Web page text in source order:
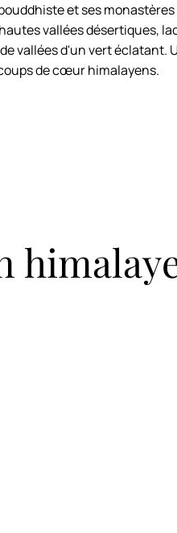
et ses
vallées désertiques,
vallées d'un vert éclatant.
de cœur himalayens.